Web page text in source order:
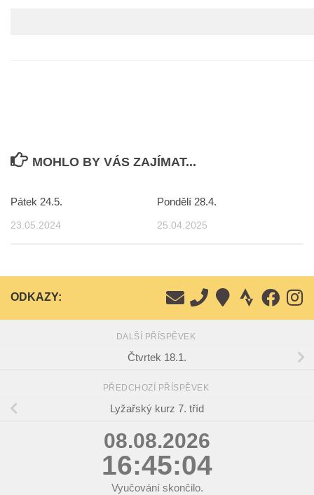
MOHLO BY VÁS ZAJÍMAT...
Pátek 24.5.
23.05.2024
Pondělí 28.4.
25.04.2025
ODKAZY:
DALŠÍ PŘÍSPĚVEK
Čtvrtek 18.1.
PŘEDCHOZÍ PŘÍSPĚVEK
Lyžařský kurz 7. tříd
08.08.2026
16:45:05
Vyučování skončilo.